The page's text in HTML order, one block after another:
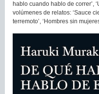
hablo cuando hablo de correr’,
volúmenes de relatos: ‘Sauce
terremoto’, ‘Hombres sin